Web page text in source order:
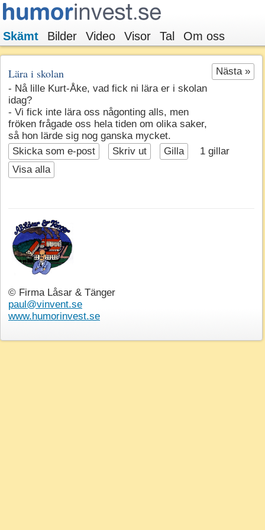
Skämt Bilder Video Visor Tal Om oss
Nästa »
Lära i skolan
- Nå lille Kurt-Åke, vad fick ni lära er i skolan
idag?
- Vi fick inte lära oss någonting alls, men
fröken frågade oss hela tiden om olika saker,
så hon lärde sig nog ganska mycket.
Skicka som e-post
Skriv ut Gilla 1 gillar
Visa alla
© Firma Låsar & Tänger
paul@vinvent.se
www.humorinvest.se